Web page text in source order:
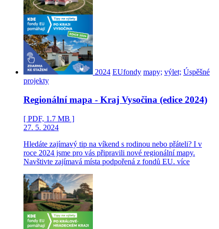
2024 EUfondy mapy; výlet; Úspěšné
projekty
Regionální mapa - Kraj Vysočina (edice 2024)
[ PDF, 1.7 MB ]
27. 5. 2024
Hledáte zajímavý tip na víkend s rodinou nebo přáteli? I v
roce 2024 jsme pro vás připravili nové regionální mapy.
Navštivte zajímavá místa podpořená z fondů EU. více